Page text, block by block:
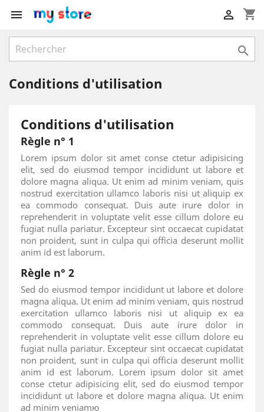
 shopping_cart


Conditions d'utilisation
Conditions d'utilisation
Règle n° 1
Lorem ipsum dolor sit amet conse ctetur adipisicing
elit, sed do eiusmod tempor incididunt ut labore et
dolore magna aliqua. Ut enim ad minim veniam, quis
nostrud exercitation ullamco laboris nisi ut aliquip ex
ea commodo consequat. Duis aute irure dolor in
reprehenderit in voluptate velit esse cillum dolore eu
fugiat nulla pariatur. Excepteur sint occaecat cupidatat
non proident, sunt in culpa qui officia deserunt mollit
anim id est laborum.
Règle n° 2
Sed do eiusmod tempor incididunt ut labore et dolore
magna aliqua. Ut enim ad minim veniam, quis nostrud
exercitation ullamco laboris nisi ut aliquip ex ea
commodo consequat. Duis aute irure dolor in
reprehenderit in voluptate velit esse cillum dolore eu
fugiat nulla pariatur. Excepteur sint occaecat cupidatat
non proident, sunt in culpa qui officia deserunt mollit
anim id est laborum. Lorem ipsum dolor sit amet
conse ctetur adipisicing elit, sed do eiusmod tempor
incididunt ut labore et dolore magna aliqua. Ut enim
ad minim veniamю